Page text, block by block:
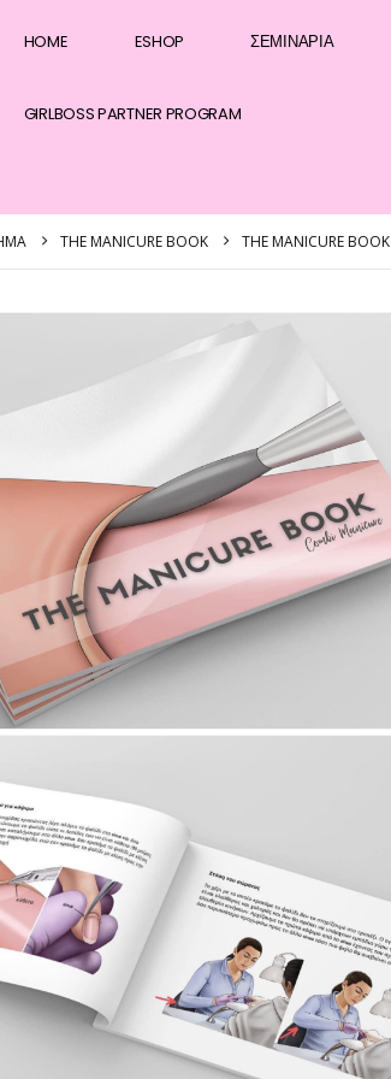
HOME ESHOP ΣΕΜΙΝΆΡΙΑ
GIRLBOSS PARTNER PROGRAM
THE MANICURE BOOK THE MANICURE BOOK